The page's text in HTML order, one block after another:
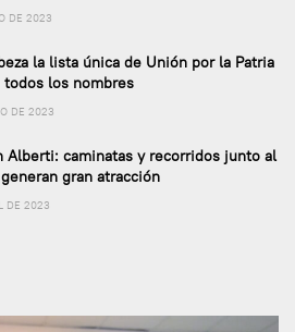
DE 2023
la lista única de Unión por la Patria
los nombres
DE 2023
Alberti: caminatas y recorridos junto al
gran atracción
DE 2023